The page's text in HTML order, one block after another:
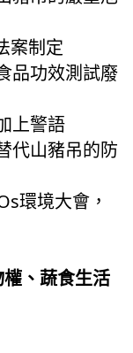
案制定
品功效測試廢
上警語
山豬吊的防
環境大會，
、蔬食生活